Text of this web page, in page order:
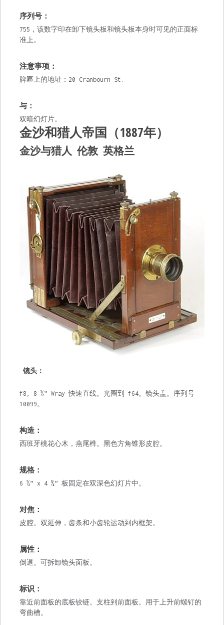
序列号：
755，该数字印在卸下镜头板和镜头板本身时可见的正面标
准上。
注意事项：
牌匾上的地址：20 Cranbourn St.
与：
双暗幻灯片。
金沙和猎人帝国（1887年）
金沙与猎人 伦敦 英格兰
镜头：
f8, 8 ½” Wray 快速直线。光圈到 f64。镜头盖。序列号
10099。
构造：
西班牙桃花心木，燕尾榫。黑色方角锥形皮腔。
规格：
6 ½” x 4 ¾” 板固定在双深色幻灯片中。
对焦：
皮腔。双延伸，齿条和小齿轮运动到内框架。
属性：
倒退。可拆卸镜头面板。
标识：
靠近前面板的底板铰链。支柱到前面板。用于上升前螺钉的
弯曲槽。